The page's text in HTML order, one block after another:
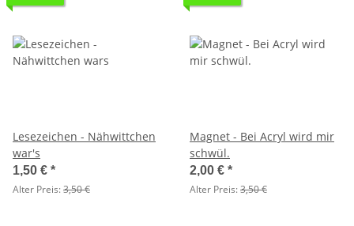
Lesezeichen - Nähwittchen
war's
1,50 € *
Alter Preis:3,50 €
Magnet - Bei Acryl wird mir
schwül.
2,00 € *
Alter Preis:3,50 €